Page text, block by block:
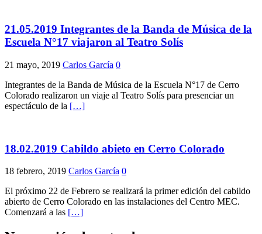
21.05.2019 Integrantes de la Banda de Música de la
Escuela N°17 viajaron al Teatro Solís
21 mayo, 2019 Carlos García 0
Integrantes de la Banda de Música de la Escuela N°17 de Cerro
Colorado realizaron un viaje al Teatro Solís para presenciar un
espectáculo de la […]
18.02.2019 Cabildo abieto en Cerro Colorado
18 febrero, 2019 Carlos García 0
El próximo 22 de Febrero se realizará la primer edición del cabildo
abierto de Cerro Colorado en las instalaciones del Centro MEC.
Comenzará a las […]